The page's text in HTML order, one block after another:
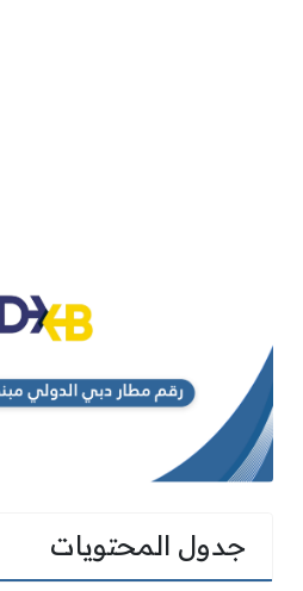
جدول المحتويات